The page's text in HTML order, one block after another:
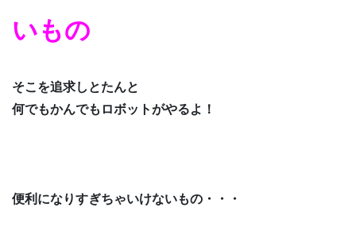
いもの
そこを追求しとたんと
何でもかんでもロボットがやるよ！
便利になりすぎちゃいけないもの・・・